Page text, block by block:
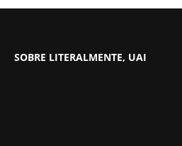
SOBRE LITERALMENTE, UAI